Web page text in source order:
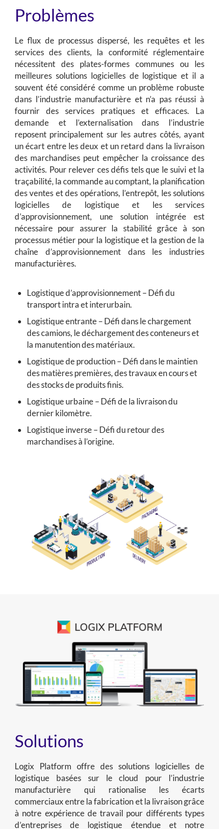
Problèmes
Le flux de processus dispersé, les requêtes et les
services des clients, la conformité réglementaire
nécessitent des plates-formes communes ou les
meilleures solutions logicielles de logistique et il a
souvent été considéré comme un problème robuste
dans l’industrie manufacturière et n’a pas réussi à
fournir des services pratiques et efficaces. La
demande et l’externalisation dans l’industrie
reposent principalement sur les autres côtés, ayant
un écart entre les deux et un retard dans la livraison
des marchandises peut empêcher la croissance des
activités. Pour relever ces défis tels que le suivi et la
traçabilité, la commande au comptant, la planification
des ventes et des opérations, l’entrepôt, les solutions
logicielles de logistique et les services
d’approvisionnement, une solution intégrée est
nécessaire pour assurer la stabilité grâce à son
processus métier pour la logistique et la gestion de la
chaîne d’approvisionnement dans les industries
manufacturières.
Logistique d’approvisionnement – ​​Défi du
transport intra et interurbain.
Logistique entrante – Défi dans le chargement
des camions, le déchargement des conteneurs et
la manutention des matériaux.
Logistique de production – Défi dans le maintien
des matières premières, des travaux en cours et
des stocks de produits finis.
Logistique urbaine – Défi de la livraison du
dernier kilomètre.
Logistique inverse – Défi du retour des
marchandises à l’origine.
Solutions
Logix Platform offre des solutions logicielles de
logistique basées sur le cloud pour l’industrie
manufacturière qui rationalise les écarts
commerciaux entre la fabrication et la livraison grâce
à notre expérience de travail pour différents types
d’entreprises de logistique étendue et notre